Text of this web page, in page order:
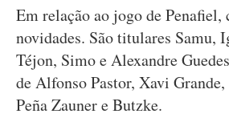
Em relação ao jogo de Penafiel,
novidades. São titulares Samu,
Téjon, Simo e Alexandre
de Alfonso Pastor, Xavi
Peña Zauner e Butzke.